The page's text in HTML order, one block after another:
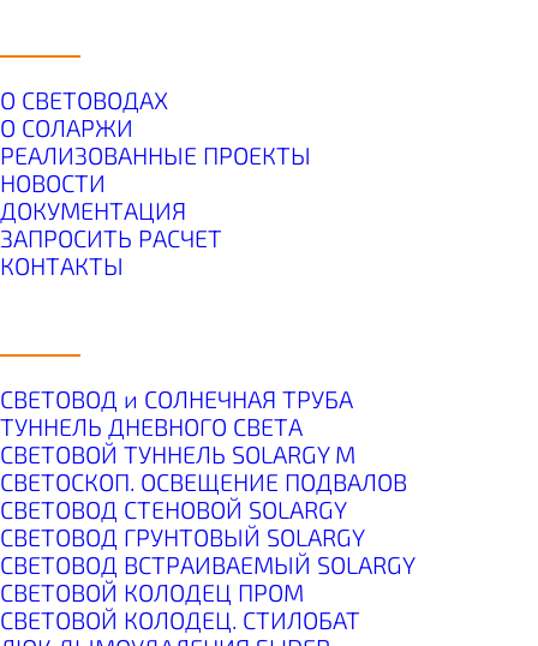
О СВЕТОВОДАХ
О СОЛАРЖИ
РЕАЛИЗОВАННЫЕ ПРОЕКТЫ
НОВОСТИ
ДОКУМЕНТАЦИЯ
ЗАПРОСИТЬ РАСЧЕТ
КОНТАКТЫ
СВЕТОВОД и СОЛНЕЧНАЯ ТРУБА
ТУННЕЛЬ ДНЕВНОГО СВЕТА
СВЕТОВОЙ ТУННЕЛЬ SOLARGY М
СВЕТОСКОП. ОСВЕЩЕНИЕ ПОДВАЛОВ
СВЕТОВОД СТЕНОВОЙ SOLARGY
СВЕТОВОД ГРУНТОВЫЙ SOLARGY
СВЕТОВОД ВСТРАИВАЕМЫЙ SOLARGY
СВЕТОВОЙ КОЛОДЕЦ ПРОМ
СВЕТОВОЙ КОЛОДЕЦ. СТИЛОБАТ